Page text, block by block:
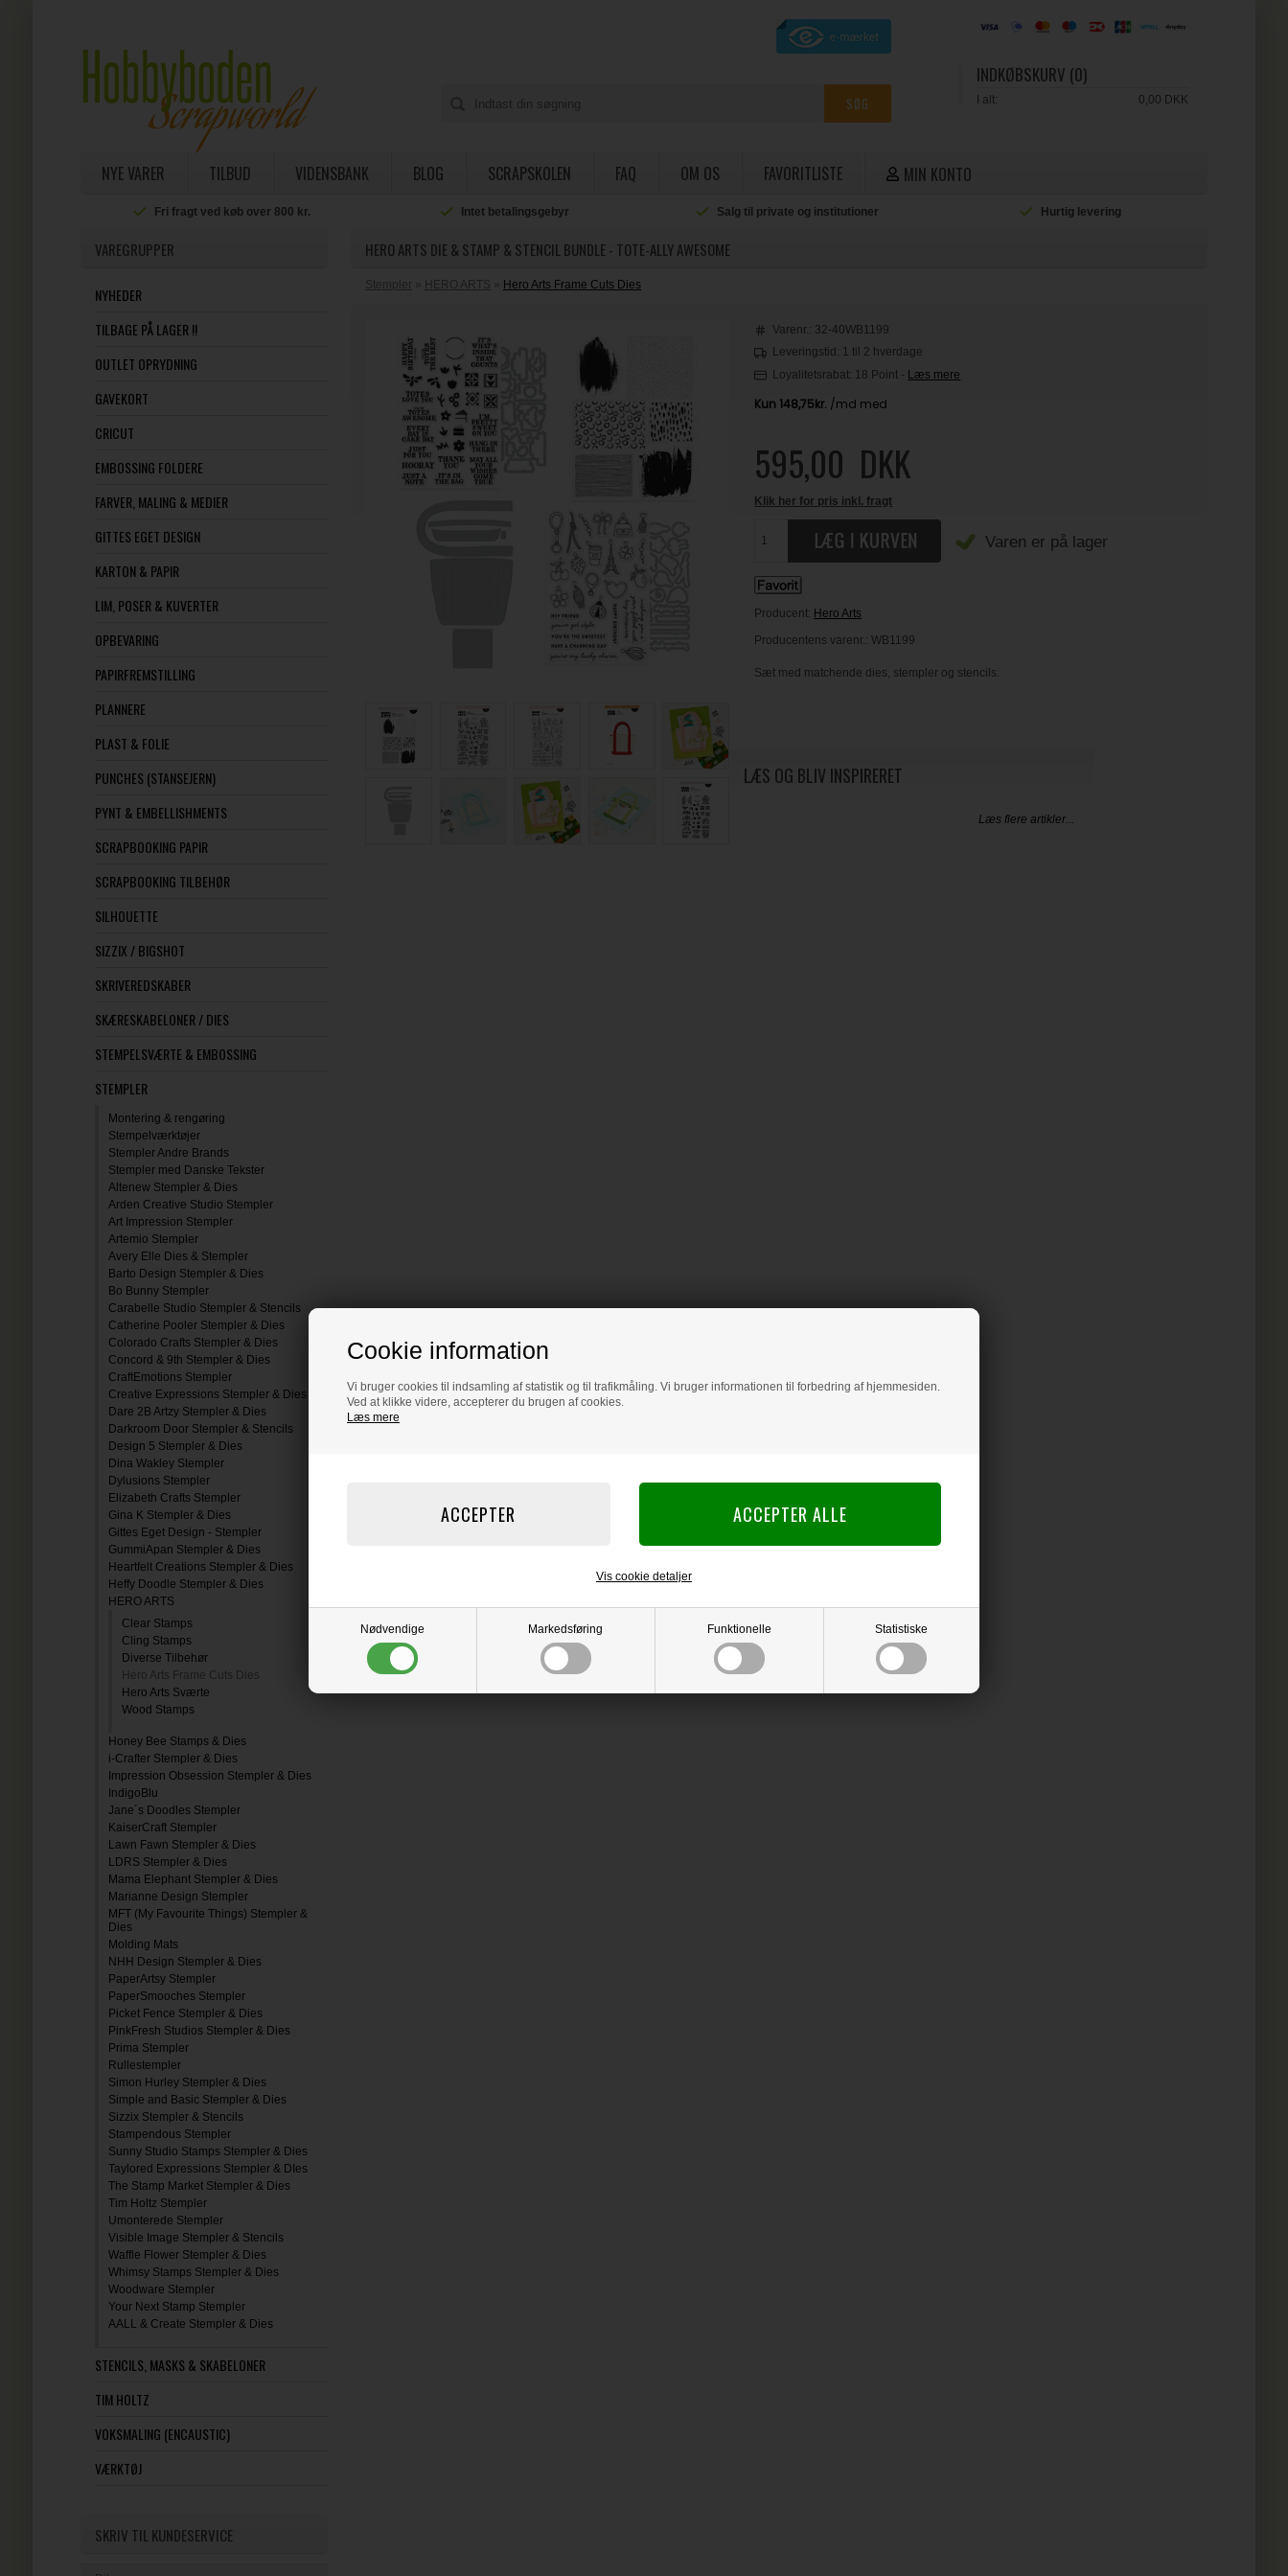
Cookie information
Vi bruger cookies til indsamling af statistik og til trafikmåling. Vi bruger informationen til forbedring af hjemmesiden.
Ved at klikke videre, accepterer du brugen af cookies.
Læs mere
Nødvendige Markedsføring Funktionelle Statistiske
Vis cookie detaljer
INDKØBSKURV (0)
I alt: 0,00 DKK
NYE VARER TILBUD VIDENSBANK BLOG SCRAPSKOLEN FAQ OM OS FAVORITLISTE MIN KONTO
Fri fragt ved køb over 800 kr. Intet betalingsgebyr Salg til private og institutioner Hurtig levering
VAREGRUPPER
NYHEDER
TILBAGE PÅ LAGER !!
OUTLET OPRYDNING
GAVEKORT
CRICUT
EMBOSSING FOLDERE
FARVER, MALING & MEDIER
GITTES EGET DESIGN
KARTON & PAPIR
LIM, POSER & KUVERTER
OPBEVARING
PAPIRFREMSTILLING
PLANNERE
PLAST & FOLIE
PUNCHES (STANSEJERN)
PYNT & EMBELLISHMENTS
SCRAPBOOKING PAPIR
SCRAPBOOKING TILBEHØR
SILHOUETTE
SIZZIX / BIGSHOT
SKRIVEREDSKABER
SKÆRESKABELONER / DIES
STEMPELSVÆRTE & EMBOSSING
STEMPLER
Montering & rengøring
Stempelværktøjer
Stempler Andre Brands
Stempler med Danske Tekster
Altenew Stempler & Dies
Arden Creative Studio Stempler
Art Impression Stempler
Artemio Stempler
Avery Elle Dies & Stempler
Barto Design Stempler & Dies
Bo Bunny Stempler
Carabelle Studio Stempler & Stencils
Catherine Pooler Stempler & Dies
Colorado Crafts Stempler & Dies
Concord & 9th Stempler & Dies
CraftEmotions Stempler
Creative Expressions Stempler & Dies
Dare 2B Artzy Stempler & Dies
Darkroom Door Stempler & Stencils
Design 5 Stempler & Dies
Dina Wakley Stempler
Dylusions Stempler
Elizabeth Crafts Stempler
Gina K Stempler & Dies
Gittes Eget Design - Stempler
GummiApan Stempler & Dies
Heartfelt Creations Stempler & Dies
Heffy Doodle Stempler & Dies
HERO ARTS
Clear Stamps
Cling Stamps
Diverse Tilbehør
Hero Arts Frame Cuts Dies
Hero Arts Sværte
Wood Stamps
Honey Bee Stamps & Dies
i-Crafter Stempler & Dies
Impression Obsession Stempler & Dies
IndigoBlu
Jane´s Doodles Stempler
KaiserCraft Stempler
Lawn Fawn Stempler & Dies
LDRS Stempler & Dies
Mama Elephant Stempler & Dies
Marianne Design Stempler
MFT (My Favourite Things) Stempler &
Dies
Molding Mats
NHH Design Stempler & Dies
PaperArtsy Stempler
PaperSmooches Stempler
Picket Fence Stempler & Dies
PinkFresh Studios Stempler & Dies
Prima Stempler
Rullestempler
Simon Hurley Stempler & Dies
Simple and Basic Stempler & Dies
Sizzix Stempler & Stencils
Stampendous Stempler
Sunny Studio Stamps Stempler & Dies
Taylored Expressions Stempler & DIes
The Stamp Market Stempler & Dies
Tim Holtz Stempler
Umonterede Stempler
Visible Image Stempler & Stencils
Waffle Flower Stempler & Dies
Whimsy Stamps Stempler & Dies
Woodware Stempler
Your Next Stamp Stempler
AALL & Create Stempler & Dies
STENCILS, MASKS & SKABELONER
TIM HOLTZ
VOKSMALING (ENCAUSTIC)
VÆRKTØJ
SKRIV TIL KUNDESERVICE
HERO ARTS DIE & STAMP & STENCIL BUNDLE - TOTE-ALLY AWESOME
Stempler » HERO ARTS » Hero Arts Frame Cuts Dies
Varenr.: 32-40WB1199
Leveringstid: 1 til 2 hverdage
Loyalitetsrabat: 18 Point - Læs mere
595,00 DKK
Klik her for pris inkl. fragt
Varen er på lager
Producent: Hero Arts
Producentens varenr.:WB1199
Sæt med matchende dies, stempler og stencils.
LÆS OG BLIV INSPIRERET
Læs flere artikler...